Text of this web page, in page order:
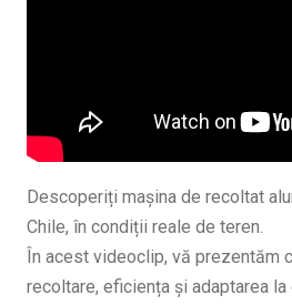
Descoperiți mașina de recoltat
Chile, în condiții reale de teren.
În acest videoclip, vă prezentăm
recoltare, eficiența și adaptarea